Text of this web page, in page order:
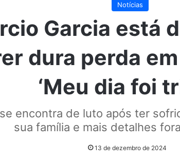
Notícias
Garcia está
dura perda
‘Meu dia foi
encontra de luto após ter
sua família e mais detalhes
13 de dezembro de 2024